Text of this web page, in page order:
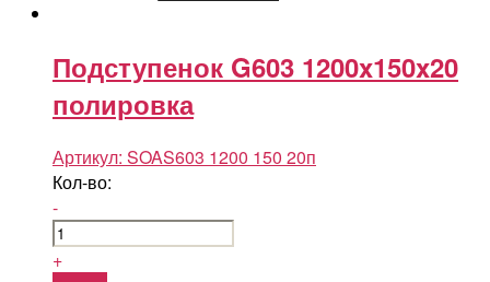
Подступенок G603 1200x150x20
полировка
Артикул: SOAS603 1200 150 20п
Кол-во:
-
+